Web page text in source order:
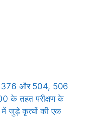
376 और 504, 506
के तहत परीक्षण के
में जुड़े कृत्यों की एक